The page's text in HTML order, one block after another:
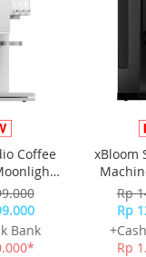
24/7 |
Coffee
Bank
xBloom
Rp
Rp
Rp